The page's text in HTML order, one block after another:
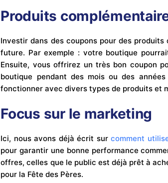
Produits
Investir dans des coupons pour des
future. Par exemple : votre boutique
Ensuite, vous offrirez un très bon coupon
boutique pendant des mois ou des
fonctionner avec divers types de produits et
Focus sur le marketing
Ici, nous avons déjà écrit surcomment
pour garantir une bonne performance
offres, celles que le public est déjà prêt à
pour la Fête des Pères.